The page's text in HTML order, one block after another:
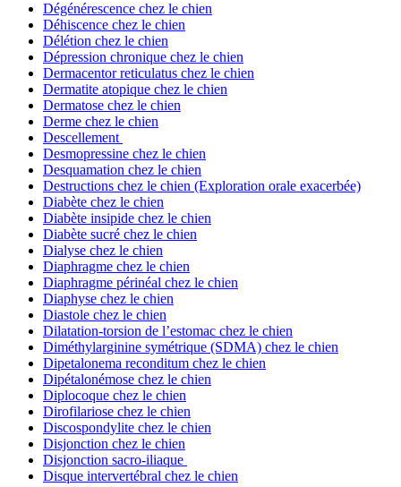
Dégénérescence chez le chien
Déhiscence chez le chien
Délétion chez le chien
Dépression chronique chez le chien
Dermacentor reticulatus chez le chien
Dermatite atopique chez le chien
Dermatose chez le chien
Derme chez le chien
Descellement
Desmopressine chez le chien
Desquamation chez le chien
Destructions chez le chien (Exploration orale exacerbée)
Diabète chez le chien
Diabète insipide chez le chien
Diabète sucré chez le chien
Dialyse chez le chien
Diaphragme chez le chien
Diaphragme périnéal chez le chien
Diaphyse chez le chien
Diastole chez le chien
Dilatation-torsion de l’estomac chez le chien
Diméthylarginine symétrique (SDMA) chez le chien
Dipetalonema reconditum chez le chien
Dipétalonémose chez le chien
Diplocoque chez le chien
Dirofilariose chez le chien
Discospondylite chez le chien
Disjonction chez le chien
Disjonction sacro-iliaque
Disque intervertébral chez le chien